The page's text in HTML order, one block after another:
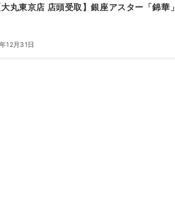
丸東京店 店頭受取】銀座アスター「錦華」
12月31日